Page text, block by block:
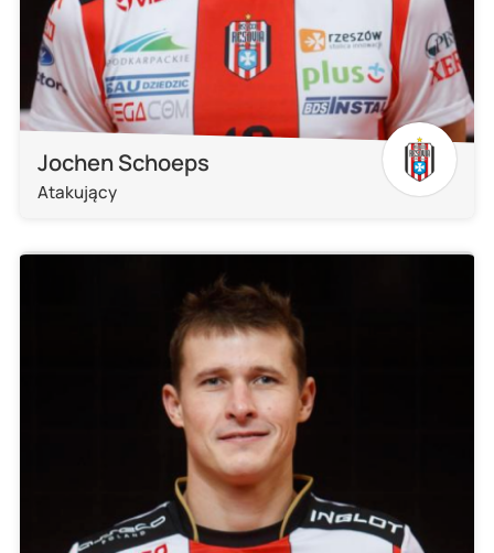
Jochen Schoeps
Atakujący